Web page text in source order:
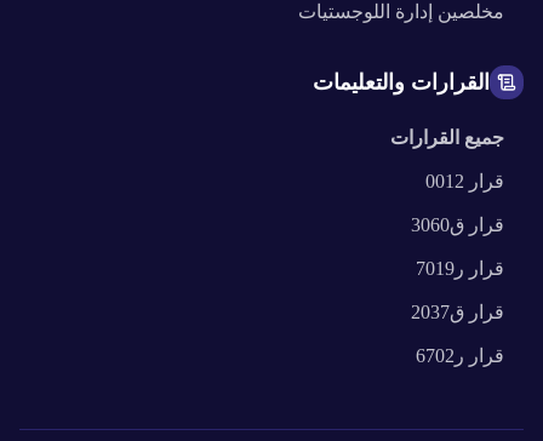
مخلصين إدارة اللوجستيات
القرارات والتعليمات
جميع القرارات
قرار 0012
قرار ق3060
قرار ر7019
قرار ق2037
قرار ر6702